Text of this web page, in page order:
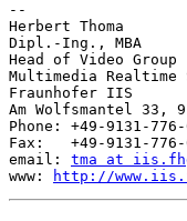
--
Herbert Thoma
Dipl.-Ing., MBA
Head of Video Group
Multimedia Realtime
Fraunhofer IIS
Am Wolfsmantel 33,
Phone: +49-9131-776-
Fax:   +49-9131-776-
email: tma at
www:
http://